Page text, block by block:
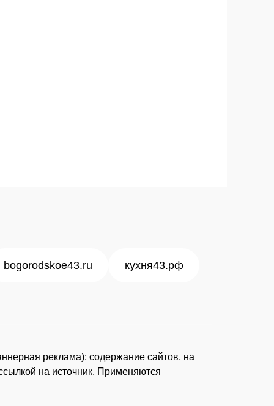
bogorodskoe43.ru кухня43.рф
реклама); содержание сайтов, на
на источник. Применяются